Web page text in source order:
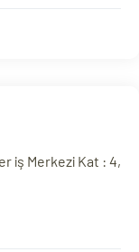
iş Merkezi Kat : 4,